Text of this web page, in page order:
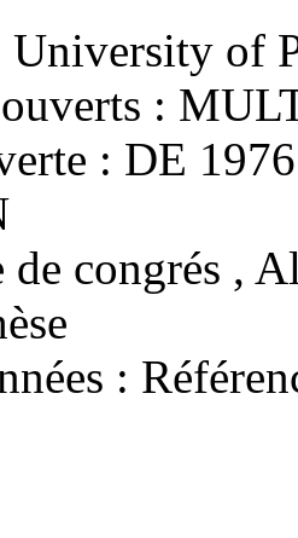
University of
:
: DE
de congrés ,
: